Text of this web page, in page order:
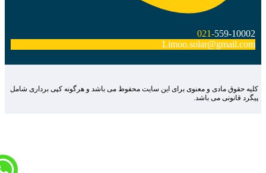
021-559-10002
Limoo.solar@gmail.com
حقوق مادی و معنوی برای این سایت محفوظ می باشد و هرگونه کپی برداری شامل
قانونی می باشد.